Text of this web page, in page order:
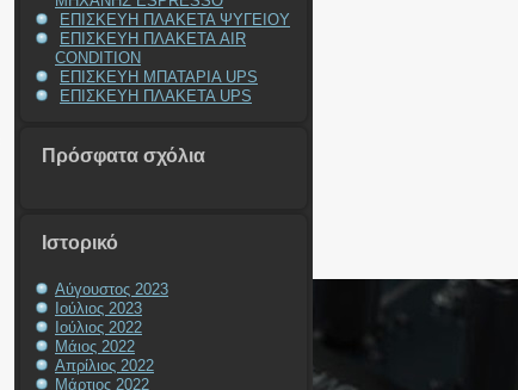
ΕΠΙΣΚΕΥΗ ΠΛΑΚΕΤΑ ΨΥΓΕΙΟΥ
ΕΠΙΣΚΕΥΗ ΠΛΑΚΕΤΑ AIR
CONDITION
ΕΠΙΣΚΕΥΗ ΜΠΑΤΑΡΙΑ UPS
ΕΠΙΣΚΕΥΗ ΠΛΑΚΕΤΑ UPS
Πρόσφατα σχόλια
Ιστορικό
Αύγουστος 2023
Ιούλιος 2023
Ιούλιος 2022
Μάιος 2022
Απρίλιος 2022
Μάρτιος 2022